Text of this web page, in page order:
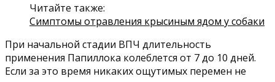
Читайте также:
Симптомы отравления крысиным ядом у собаки
При начальной стадии ВПЧ длительность
применения Папиллока колеблется от 7 до 10 дней.
Если за это время никаких ощутимых перемен не